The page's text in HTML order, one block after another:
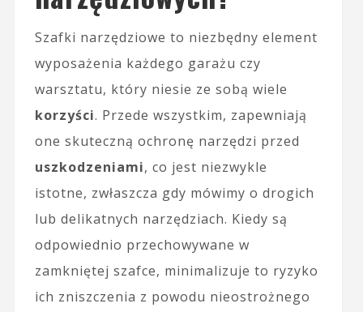
Szafki narzędziowe to niezbędny element
wyposażenia każdego garażu czy
warsztatu, który niesie ze sobą wiele
korzyści. Przede wszystkim, zapewniają
one skuteczną ochronę narzędzi przed
uszkodzeniami, co jest niezwykle
istotne, zwłaszcza gdy mówimy o drogich
lub delikatnych narzędziach. Kiedy są
odpowiednio przechowywane w
zamkniętej szafce, minimalizuje to ryzyko
ich zniszczenia z powodu nieostrożnego